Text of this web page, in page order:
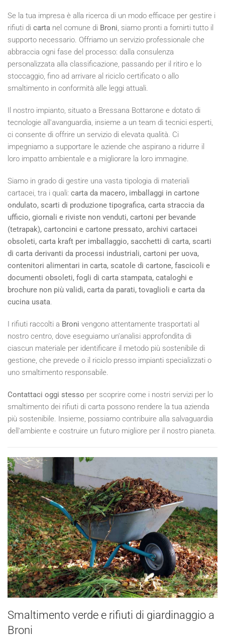
Se la tua impresa è alla ricerca di un modo efficace per gestire i
rifiuti di carta nel comune di Broni, siamo pronti a fornirti tutto il
supporto necessario. Offriamo un servizio professionale che
abbraccia ogni fase del processo: dalla consulenza
personalizzata alla classificazione, passando per il ritiro e lo
stoccaggio, fino ad arrivare al riciclo certificato o allo
smaltimento in conformità alle leggi attuali.
Il nostro impianto, situato a Bressana Bottarone e dotato di
tecnologie all'avanguardia, insieme a un team di tecnici esperti,
ci consente di offrire un servizio di elevata qualità. Ci
impegniamo a supportare le aziende che aspirano a ridurre il
loro impatto ambientale e a migliorare la loro immagine.
Siamo in grado di gestire una vasta tipologia di materiali
cartacei, tra i quali: carta da macero, imballaggi in cartone
ondulato, scarti di produzione tipografica, carta straccia da
ufficio, giornali e riviste non venduti, cartoni per bevande
(tetrapak), cartoncini e cartone pressato, archivi cartacei
obsoleti, carta kraft per imballaggio, sacchetti di carta, scarti
di carta derivanti da processi industriali, cartoni per uova,
contenitori alimentari in carta, scatole di cartone, fascicoli e
documenti obsoleti, fogli di carta stampata, cataloghi e
brochure non più validi, carta da parati, tovaglioli e carta da
cucina usata.
I rifiuti raccolti a Broni vengono attentamente trasportati al
nostro centro, dove eseguiamo un'analisi approfondita di
ciascun materiale per identificare il metodo più sostenibile di
gestione, che prevede o il riciclo presso impianti specializzati o
uno smaltimento responsabile.
Contattaci oggi stesso per scoprire come i nostri servizi per lo
smaltimento dei rifiuti di carta possono rendere la tua azienda
più sostenibile. Insieme, possiamo contribuire alla salvaguardia
dell'ambiente e costruire un futuro migliore per il nostro pianeta.
Smaltimento verde e rifiuti di giardinaggio a
Broni